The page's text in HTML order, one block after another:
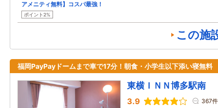
アメニティ無料】コスパ最強！
ポイント2%
この施
福岡PayPayドームまで車で17分！朝食・小学生以下添い寝無料
東横ＩＮＮ博多駅南
3.9 367件